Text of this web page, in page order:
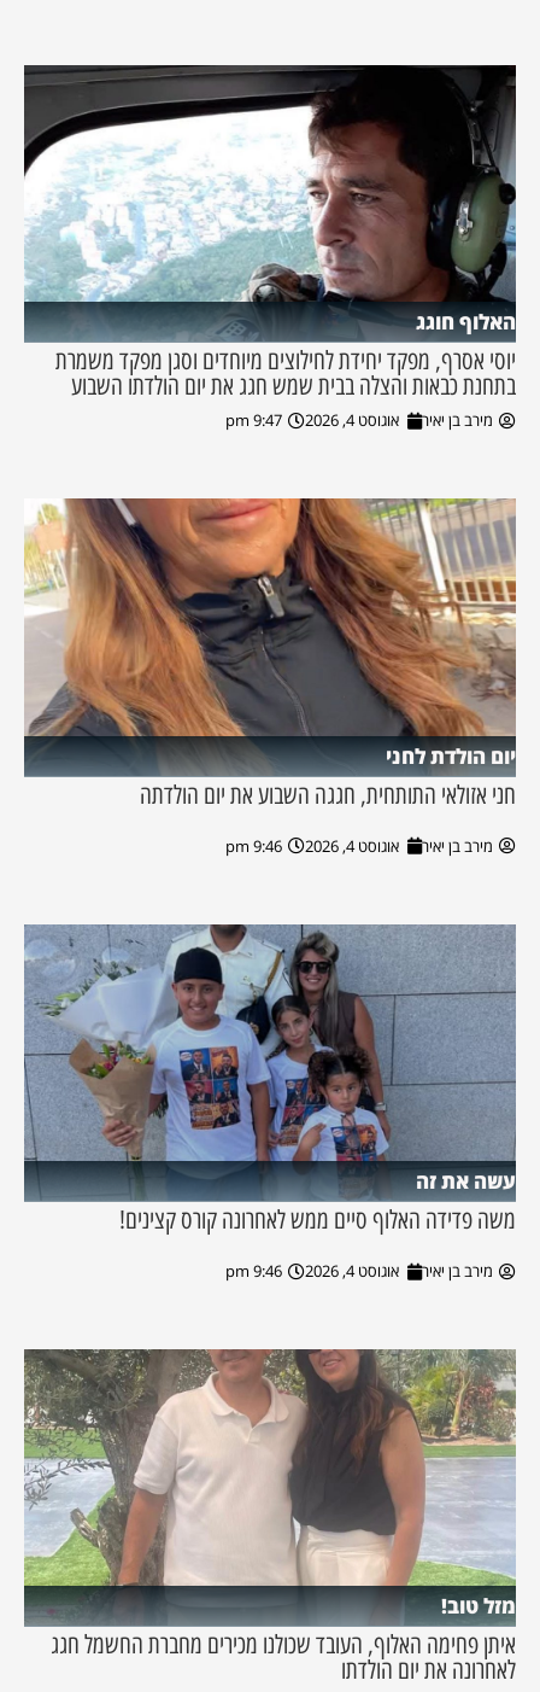
האלוף חוגג
יוסי אסרף, מפקד יחידת לחילוצים מיוחדים וסגן מפקד משמרת
בתחנת כבאות והצלה בבית שמש חגג את יום הולדתו השבוע
מירב בן יאיר אוגוסט 4, 2026 9:47 pm
יום הולדת לחני
חני אזולאי התותחית, חגגה השבוע את יום הולדתה
מירב בן יאיר אוגוסט 4, 2026 9:46 pm
עשה את זה
משה פדידה האלוף סיים ממש לאחרונה קורס קצינים!
מירב בן יאיר אוגוסט 4, 2026 9:46 pm
מזל טוב!
איתן פחימה האלוף, העובד שכולנו מכירים מחברת החשמל חגג
לאחרונה את יום הולדתו